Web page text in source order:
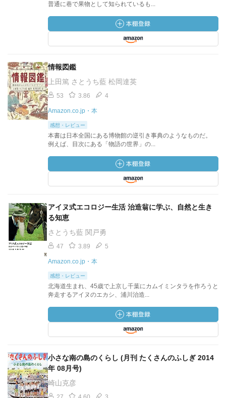
普通に巷で果物として知られているも...
情報図鑑
上田篤 さとうち藍 松岡達英
53 3.86 4
Amazon.co.jp・本
感想・レビュー
本書は日本全国にある博物館の逆引き事典のようなものだ。
例えば、目次にある「物語の世界」の...
アイヌ式エコロジー生活 治造翁に学ぶ、自然と生き
る知恵
さとうち藍 関戸勇
47 3.89 5
Amazon.co.jp・本
感想・レビュー
北海道生まれ、45歳で上京し千葉にカムイミンタラを作ろうと
奔走するアイヌのエカシ、浦川治造...
小さな南の島のくらし (月刊 たくさんのふしぎ 2014
年 08月号)
崎山克彦